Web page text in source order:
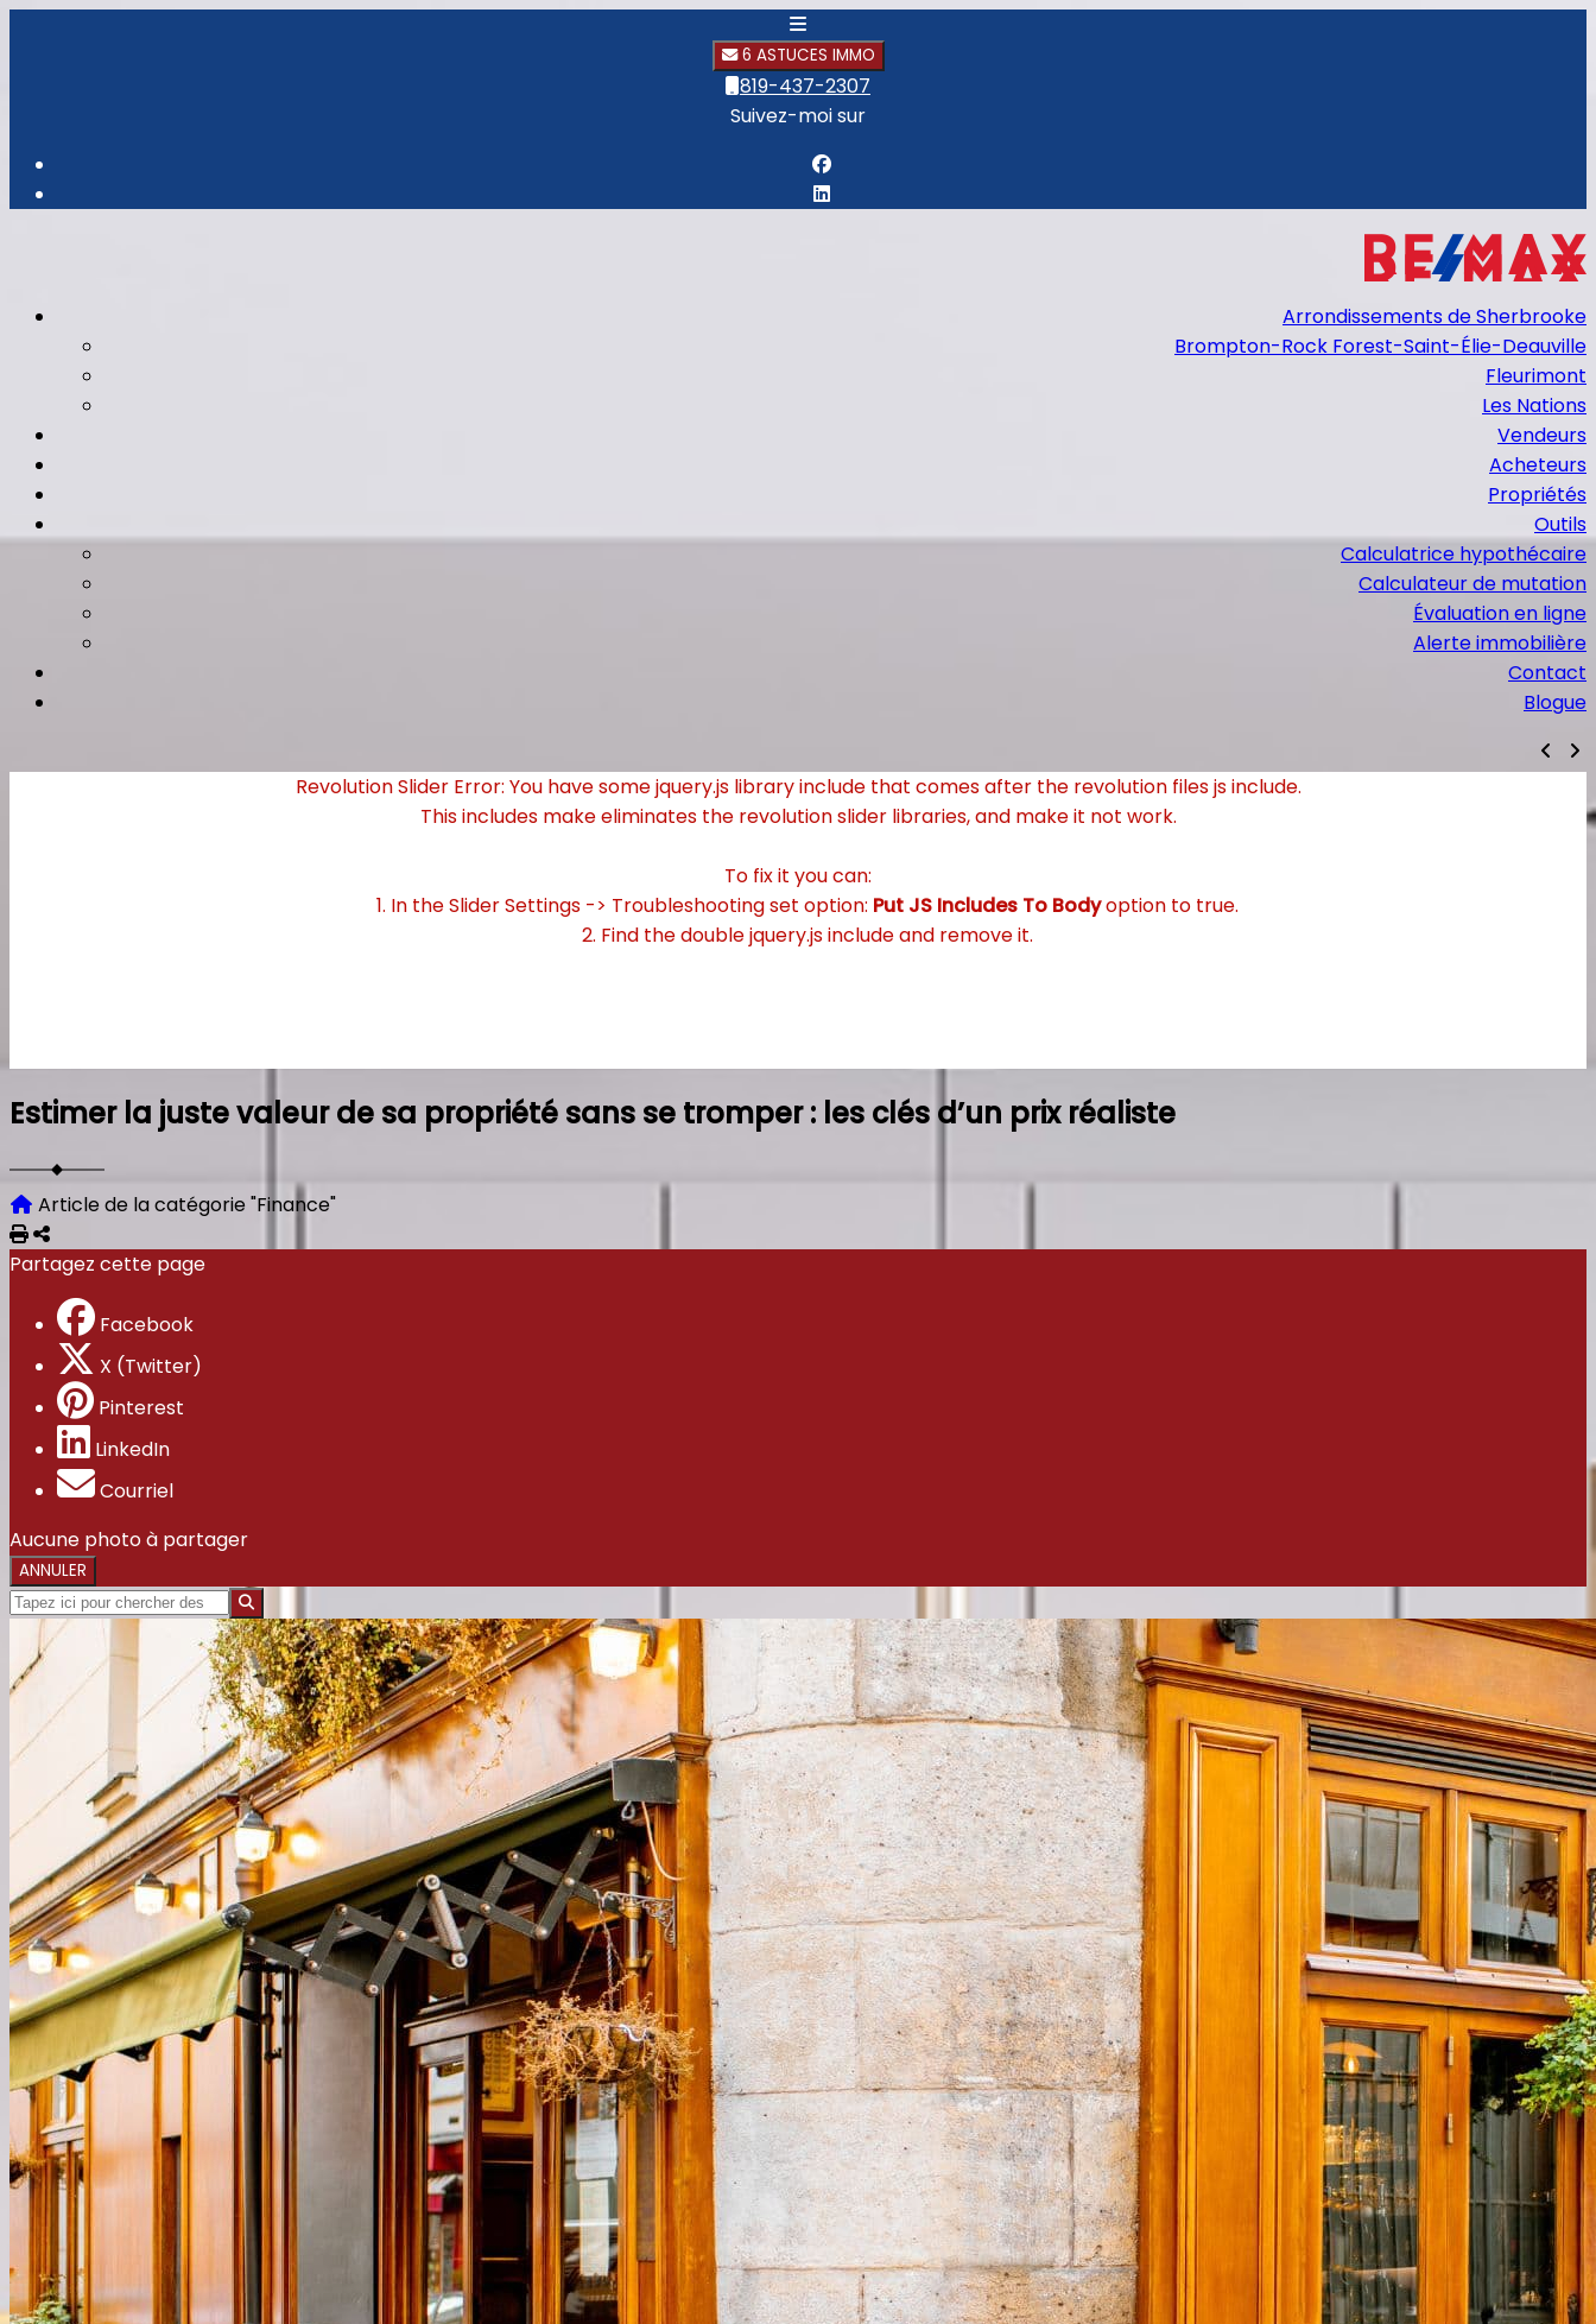
6 ASTUCES IMMO
819-437-2307
Suivez-moi sur
Arrondissements de Sherbrooke
Brompton-Rock Forest-Saint-Élie-Deauville
Fleurimont
Les Nations
Vendeurs
Acheteurs
Propriétés
Outils
Calculatrice hypothécaire
Calculateur de mutation
Évaluation en ligne
Alerte immobilière
Contact
Blogue
Revolution Slider Error: You have some jquery.js library include that comes after the revolution files js include.
This includes make eliminates the revolution slider libraries, and make it not work.
To fix it you can:
1. In the Slider Settings -> Troubleshooting set option: Put JS Includes To Bodyoption to true.
2. Find the double jquery.js include and remove it.
Estimer la juste valeur de sa propriété sans se tromper : les clés d’un prix réaliste
Article de la catégorie "Finance"
Imprimer
Partager
Partagez cette page
Facebook
X (Twitter)
Pinterest
LinkedIn
Courriel
Aucune photo à partager
ANNULER